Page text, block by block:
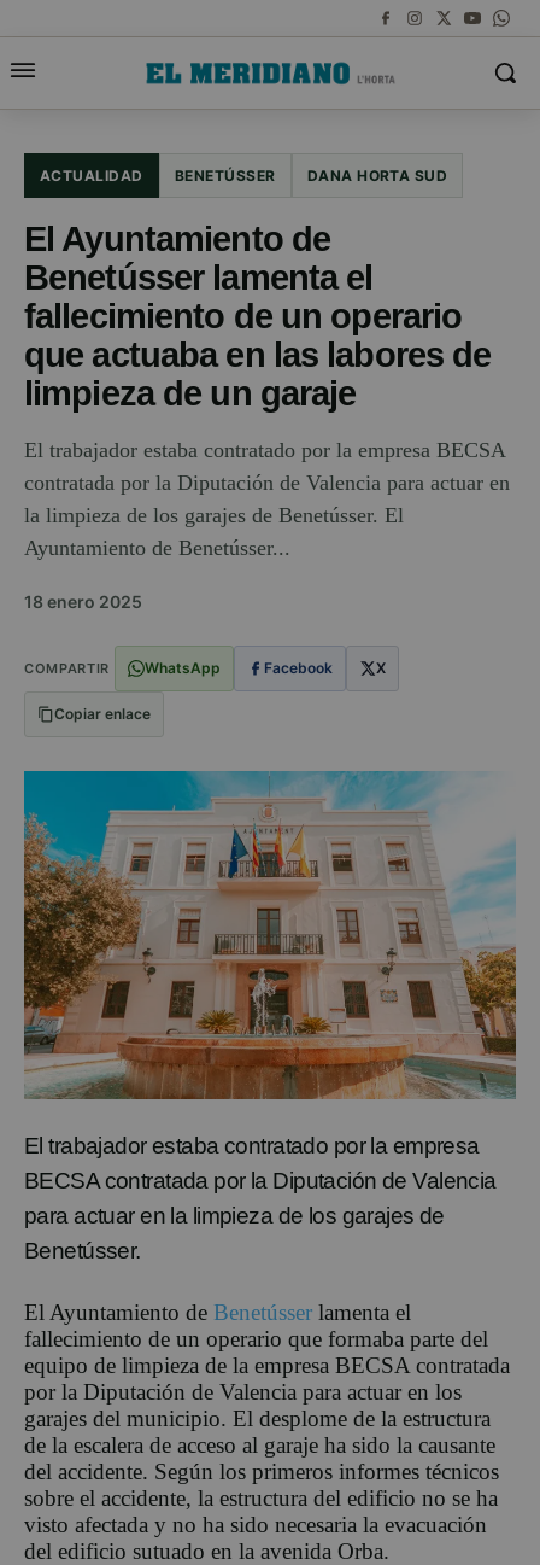
ACTUALIDAD BENETÚSSER DANA HORTA SUD
El Ayuntamiento de
Benetússer lamenta el
fallecimiento de un operario
que actuaba en las labores de
limpieza de un garaje
El trabajador estaba contratado por la empresa BECSA
contratada por la Diputación de Valencia para actuar en
la limpieza de los garajes de Benetússer. El
Ayuntamiento de Benetússer...
18 enero 2025
COMPARTIR WhatsApp Facebook X
Copiar enlace
Eltrabajador estaba contratado por la empresa
BECSA contratada por la Diputación de Valencia
para actuar en la limpieza de los garajes de
Benetússer.
El Ayuntamiento de Benetússer lamenta el
fallecimiento de un operario que formaba parte del
equipo de limpieza de la empresa BECSA contratada
por la Diputación de Valencia para actuar en los
garajes del municipio. El desplome de la estructura
de la escalera de acceso al garaje ha sido la causante
del accidente. Según los primeros informes técnicos
sobre el accidente, la estructura del edificio no se ha
visto afectada y no ha sido necesaria la evacuación
del edificio sutuado en la avenida Orba.